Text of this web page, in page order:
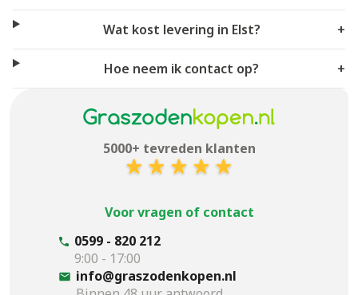
Wat kost levering in Elst? +
Hoe neem ik contact op? +
5000+ tevreden klanten
Voor vragen of contact
0599 - 820 212
9:00 - 17:00
info@graszodenkopen.nl